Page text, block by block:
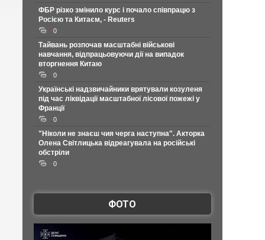
ФБР різко змінило курс і почало співпрацю з
Росією та Китаєм, - Reuters
0
Тайвань розпочав масштабні військові
навчання, відпрацьовуючи дії на випадок
вторгнення Китаю
0
Українські надзвичайники врятували козуленя
під час ліквідації масштабної лісової пожежі у
Франції
0
"Ніколи не знаєш чия черга наступна". Акторка
Олена Світлицька відреагувала на російські
обстріли
0
ФОТО